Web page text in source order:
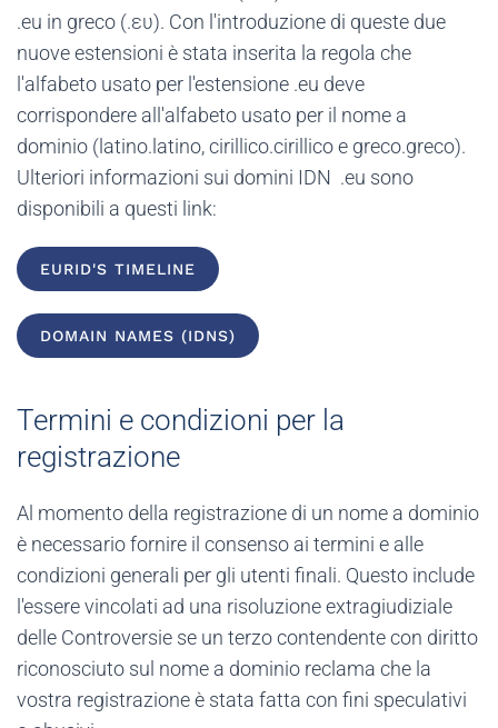
.eu in greco (.ευ). Con l'introduzione di queste due
nuove estensioni è stata inserita la regola che
l'alfabeto usato per l'estensione .eu deve
corrispondere all'alfabeto usato per il nome a
dominio (latino.latino, cirillico.cirillico e greco.greco).
Ulteriori informazioni sui domini IDN .eu sono
disponibili a questi link:
EURID'S TIMELINE
DOMAIN NAMES (IDNS)
Termini e condizioni per la
registrazione
Al momento della registrazione di un nome a dominio
è necessario fornire il consenso ai termini e alle
condizioni generali per gli utenti finali. Questo include
l'essere vincolati ad una risoluzione extragiudiziale
delle Controversie se un terzo contendente con diritto
riconosciuto sul nome a dominio reclama che la
vostra registrazione è stata fatta con fini speculativi